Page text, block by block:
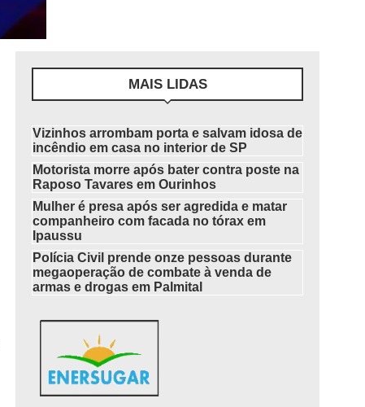
MAIS LIDAS
Vizinhos arrombam porta e salvam idosa de
incêndio em casa no interior de SP
Motorista morre após bater contra poste na
Raposo Tavares em Ourinhos
Mulher é presa após ser agredida e matar
companheiro com facada no tórax em
Ipaussu
Polícia Civil prende onze pessoas durante
megaoperação de combate à venda de
armas e drogas em Palmital